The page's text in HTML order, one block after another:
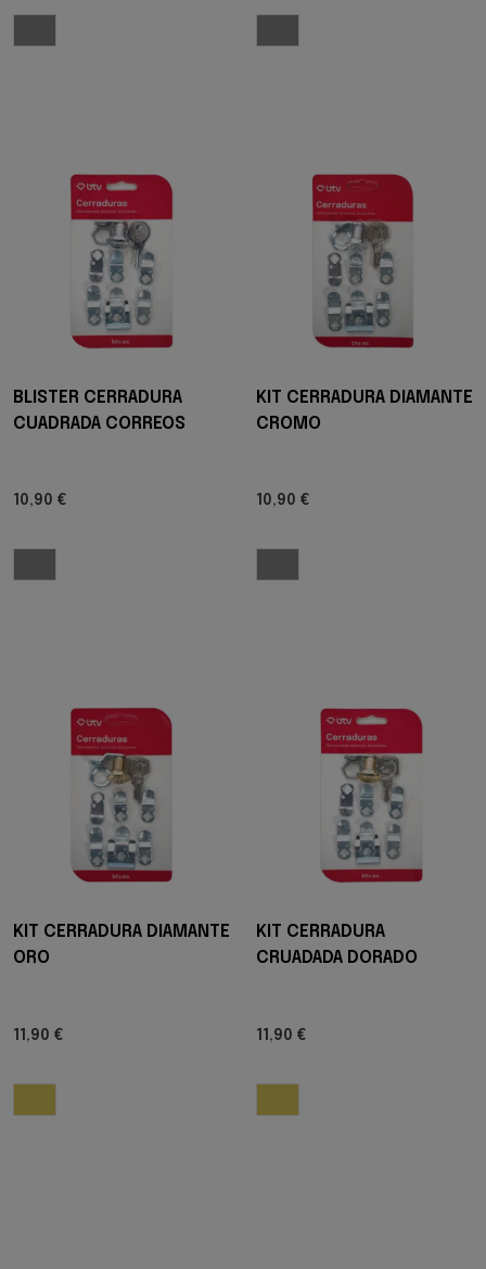
BLISTER CERRADURA
CUADRADA CORREOS
10,90 €
KIT CERRADURA DIAMANTE
CROMO
10,90 €
KIT CERRADURA DIAMANTE
ORO
11,90 €
KIT CERRADURA
CRUADADA DORADO
11,90 €